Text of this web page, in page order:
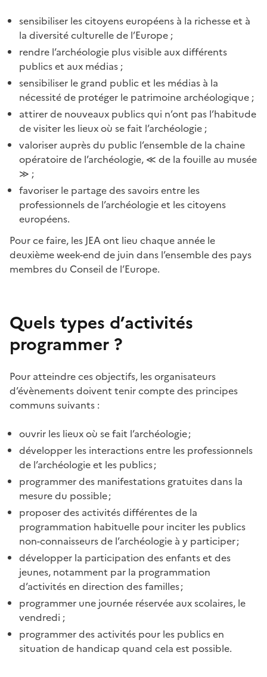
sensibiliser les citoyens européens à la richesse et à
la diversité culturelle de l’Europe ;
rendre l’archéologie plus visible aux différents
publics et aux médias ;
sensibiliser le grand public et les médias à la
nécessité de protéger le patrimoine archéologique ;
attirer de nouveaux publics qui n’ont pas l’habitude
de visiter les lieux où se fait l’archéologie ;
valoriser auprès du public l’ensemble de la chaine
opératoire de l’archéologie, ≪ de la fouille au musée
≫ ;
favoriser le partage des savoirs entre les
professionnels de l’archéologie et les citoyens
européens.
Pour ce faire, les JEA ont lieu chaque année le
deuxième week-end de juin dans l’ensemble des pays
membres du Conseil de l’Europe.
Quels types d’activités
programmer ?
Pour atteindre ces objectifs, les organisateurs
d’évènements doivent tenir compte des principes
communs suivants :
ouvrir les lieux où se fait l’archéologie ;
développer les interactions entre les professionnels
de l’archéologie et les publics ;
programmer des manifestations gratuites dans la
mesure du possible ;
proposer des activités différentes de la
programmation habituelle pour inciter les publics
non-connaisseurs de l’archéologie à y participer ;
développer la participation des enfants et des
jeunes, notamment par la programmation
d’activités en direction des familles ;
programmer une journée réservée aux scolaires, le
vendredi ;
programmer des activités pour les publics en
situation de handicap quand cela est possible.